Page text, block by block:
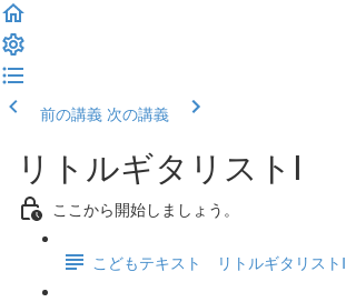
前の講義 次の講義
リトルギタリストⅠ
ここから開始しましょう。
こどもテキスト リトルギタリストⅠ